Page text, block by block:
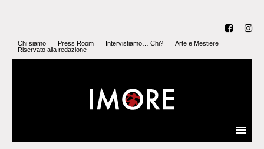
Chi siamo Press Room Intervistiamo… Chi?
Arte e Mestiere
Riservato alla redazione